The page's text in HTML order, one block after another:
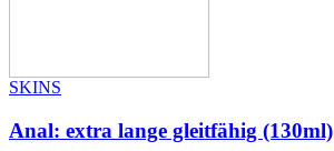
SKINS
Anal: extra lange gleitfähig (130ml)